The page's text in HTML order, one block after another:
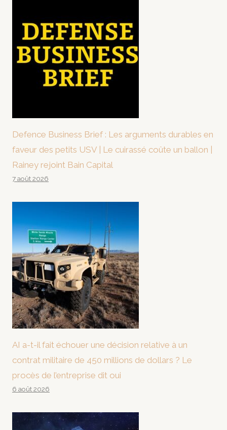
Defence Business Brief : Les arguments durables en
faveur des petits USV | Le cuirassé coûte un ballon |
Rainey rejoint Bain Capital
7 août 2026
AI a-t-il fait échouer une décision relative à un
contrat militaire de 450 millions de dollars ? Le
procès de l’entreprise dit oui
6 août 2026